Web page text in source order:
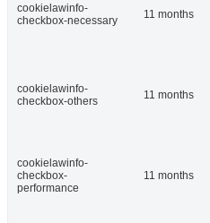
cookielawinfo-
checkbox-necessary
11 months
cookielawinfo-
checkbox-others
11 months
cookielawinfo-
checkbox-
performance
11 months